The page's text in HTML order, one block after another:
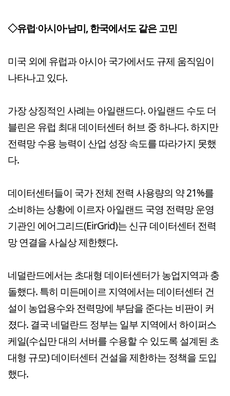
◇유럽·아시아·남미, 한국에서도 같은 고민
미국 외에 유럽과 아시아 국가에서도 규제 움직임이
나타나고 있다.
가장 상징적인 사례는 아일랜드다. 아일랜드 수도 더
블린은 유럽 최대 데이터센터 허브 중 하나다. 하지만
전력망 수용 능력이 산업 성장 속도를 따라가지 못했
다.
데이터센터들이 국가 전체 전력 사용량의 약 21%를
소비하는 상황에 이르자 아일랜드 국영 전력망 운영
기관인 에어그리드(EirGrid)는 신규 데이터센터 전력
망 연결을 사실상 제한했다.
네덜란드에서는 초대형 데이터센터가 농업지역과 충
돌했다. 특히 미든메이르 지역에서는 데이터센터 건
설이 농업용수와 전력망에 부담을 준다는 비판이 커
졌다. 결국 네덜란드 정부는 일부 지역에서 하이퍼스
케일(수십만 대의 서버를 수용할 수 있도록 설계된 초
대형 규모) 데이터센터 건설을 제한하는 정책을 도입
했다.